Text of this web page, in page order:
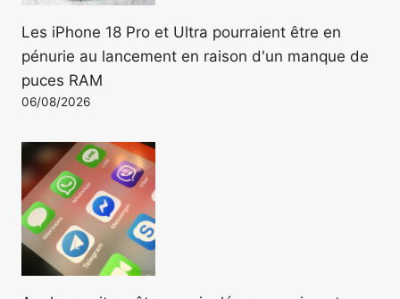
Les iPhone 18 Pro et Ultra pourraient être en
pénurie au lancement en raison d'un manque de
puces RAM
06/08/2026